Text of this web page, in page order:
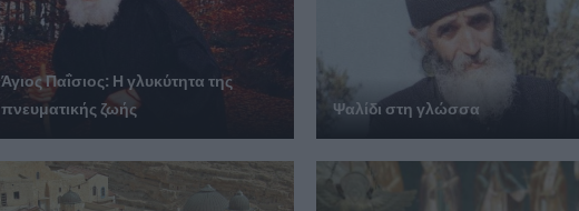
Άγιος Παΐσιος: Η γλυκύτητα της
πνευματικής ζωής
Ψαλίδι στη γλώσσα